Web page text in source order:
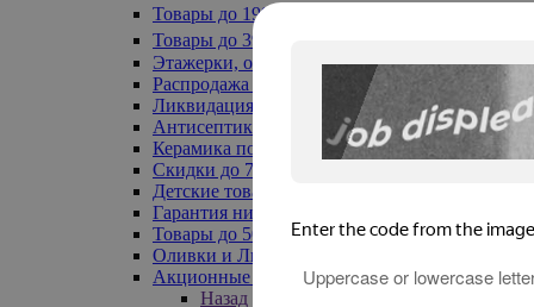
Товары до 199₽
Товары до 399₽
Этажерки, обувницы
Распродажа текстиля до -50%
Ликвидация до -70%
Антисептики
Керамика по 129 руб
Скидки до 70%
Детские товары
Гарантия низкой цены
Товары до 500 руб
Оливки и Лимоны
Акционные товары
Назад